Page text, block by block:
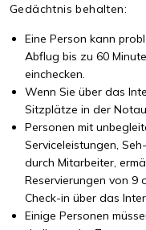
Gedächtnis behalten:
Eine Person kann
Abflug bis zu 60
einchecken.
Wenn Sie über das
Sitzplätze in der
Personen mit
Serviceleistungen,
durch Mitarbeiter,
Reservierungen von 9
Check-in über das
Einige Personen